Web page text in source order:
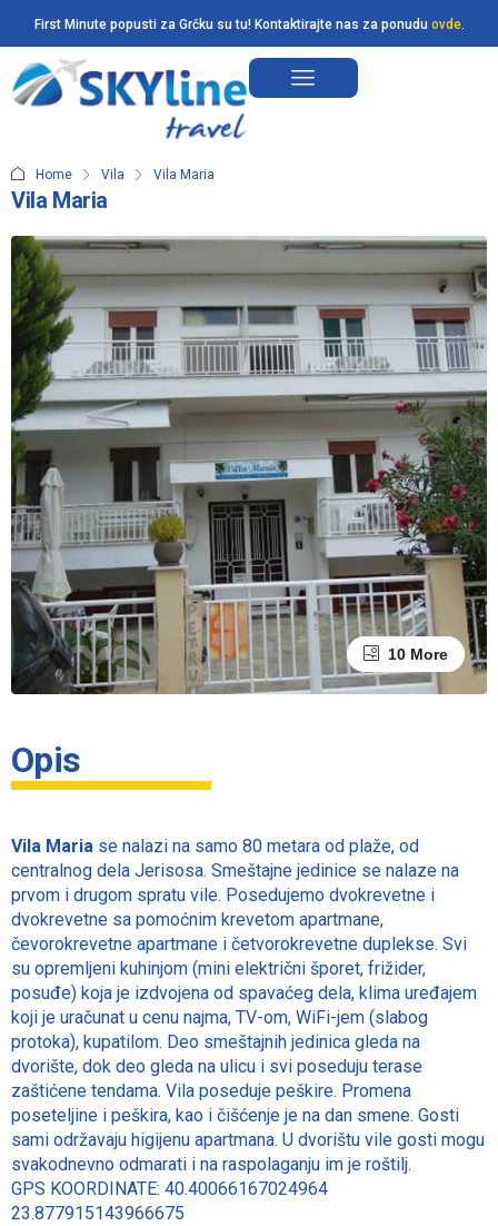
First Minute popusti za Grčku su tu! Kontaktirajte nas za ponudu ovde.
Home Vila Vila Maria
Vila Maria
6 More
10 More
Opis
Vila Maria se nalazi na samo 80 metara od plaže, od
centralnog dela Jerisosa. Smeštajne jedinice se nalaze na
prvom i drugom spratu vile. Posedujemo dvokrevetne i
dvokrevetne sa pomoćnim krevetom apartmane,
čevorokrevetne apartmane i četvorokrevetne duplekse. Svi
su opremljeni kuhinjom (mini električni šporet, frižider,
posuđe) koja je izdvojena od spavaćeg dela, klima uređajem
koji je uračunat u cenu najma, TV-om, WiFi-jem (slabog
protoka), kupatilom. Deo smeštajnih jedinica gleda na
dvorište, dok deo gleda na ulicu i svi poseduju terase
zaštićene tendama. Vila poseduje peškire. Promena
poseteljine i peškira, kao i čišćenje je na dan smene. Gosti
sami održavaju higijenu apartmana. U dvorištu vile gosti mogu
svakodnevno odmarati i na raspolaganju im je roštilj.
GPS KOORDINATE: 40.40066167024964
23.877915143966675